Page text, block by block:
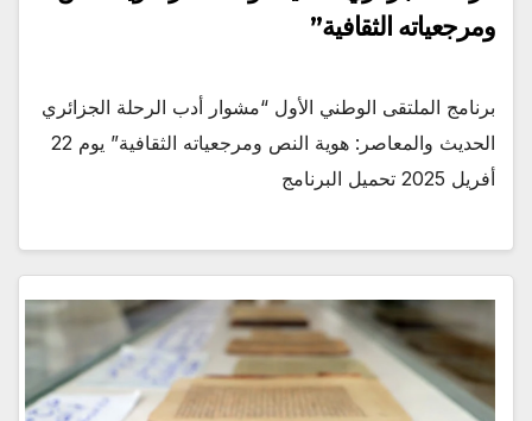
ومرجعياته الثقافية”
برنامج الملتقى الوطني الأول “مشوار أدب الرحلة الجزائري
الحديث والمعاصر: هوية النص ومرجعياته الثقافية” يوم 22
أفريل 2025 تحميل البرنامج